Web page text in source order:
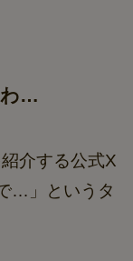
わ…
介する公式X
…」というタ